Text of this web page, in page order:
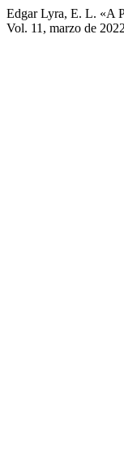
Edgar Lyra, E. L. «A
Vol. 11, marzo de